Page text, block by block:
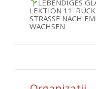
LEBENDIGES
LEKTION 11:
STRASSE NACH
WACHSEN